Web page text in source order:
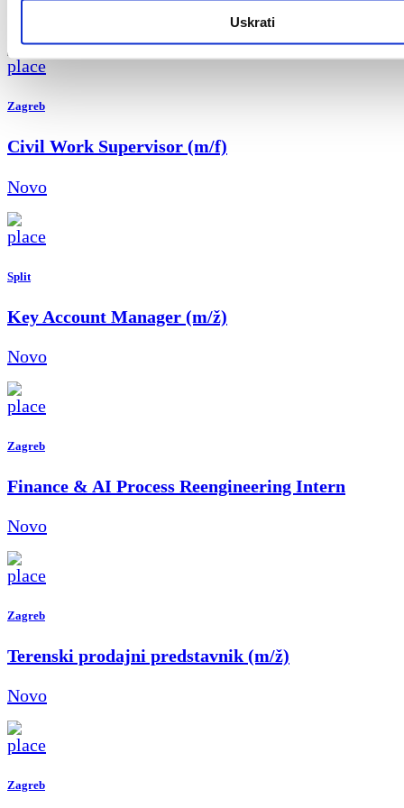
Uskrati
Zagreb
Civil Work Supervisor (m/f)
Novo
Split
Key Account Manager (m/ž)
Novo
Zagreb
Finance & AI Process Reengineering Intern
Novo
Zagreb
Terenski prodajni predstavnik (m/ž)
Novo
Zagreb